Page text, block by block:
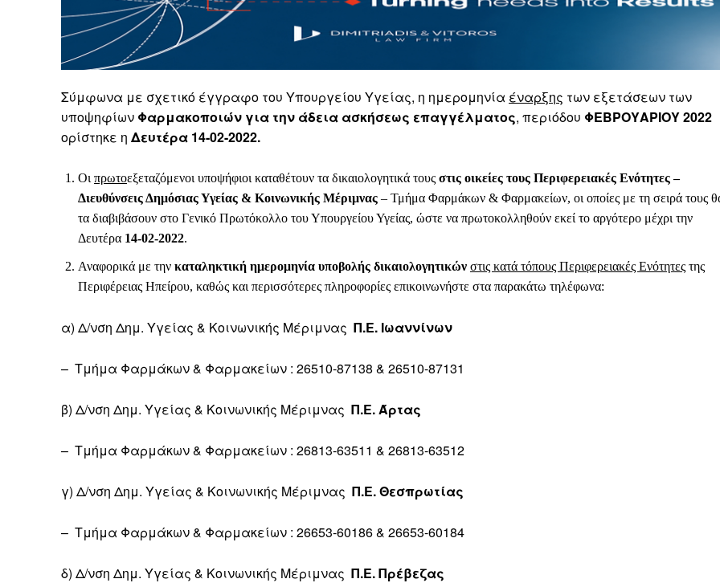
Σύμφωνα με σχετικό έγγραφο του Υπουργείου Υγείας, η ημερομηνία έναρξης των εξετάσεων των
υποψηφίων Φαρμακοποιών για την άδεια ασκήσεως επαγγέλματος, περιόδου ΦΕΒΡΟΥΑΡΙΟΥ 2022
ορίστηκε η Δευτέρα 14-02-2022.
Οι πρωτοεξεταζόμενοι υποψήφιοι καταθέτουν τα δικαιολογητικά τους στις οικείες τους Περιφερειακές Ενότητες –
Διευθύνσεις Δημόσιας Υγείας & Κοινωνικής Μέριμνας – Τμήμα Φαρμάκων & Φαρμακείων, οι οποίες με τη σειρά τους
τα διαβιβάσουν στο Γενικό Πρωτόκολλο του Υπουργείου Υγείας, ώστε να πρωτοκολληθούν εκεί το αργότερο μέχρι την
Δευτέρα 14-02-2022.
Αναφορικά με την καταληκτική ημερομηνία υποβολής δικαιολογητικών στις κατά τόπους Περιφερειακές Ενότητες της
Περιφέρειας Ηπείρου, καθώς και περισσότερες πληροφορίες επικοινωνήστε στα παρακάτω τηλέφωνα:
α) Δ/νση Δημ. Υγείας & Κοινωνικής Μέριμνας Π.Ε. Ιωαννίνων
– Τμήμα Φαρμάκων & Φαρμακείων : 26510-87138 & 26510-87131
β) Δ/νση Δημ. Υγείας & Κοινωνικής Μέριμνας Π.Ε. Άρτας
– Τμήμα Φαρμάκων & Φαρμακείων : 26813-63511 & 26813-63512
γ) Δ/νση Δημ. Υγείας & Κοινωνικής Μέριμνας Π.Ε. Θεσπρωτίας
– Τμήμα Φαρμάκων & Φαρμακείων : 26653-60186 & 26653-60184
δ) Δ/νση Δημ. Υγείας & Κοινωνικής Μέριμνας Π.Ε. Πρέβεζας